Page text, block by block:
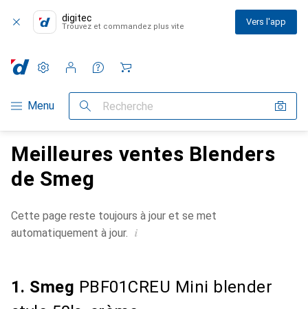
digitec
Trouvez et commandez plus vite Vers l'app
Navigation par catégorie
Menu Recherche
Paramètres
Compte client
Listes de comparaison
Listes d'envies
Panier
Meilleures ventes Blenders
de Smeg
Cette page reste toujours à jour et se met
automatiquement à jour. i
1. Smeg PBF01CREU Mini blender